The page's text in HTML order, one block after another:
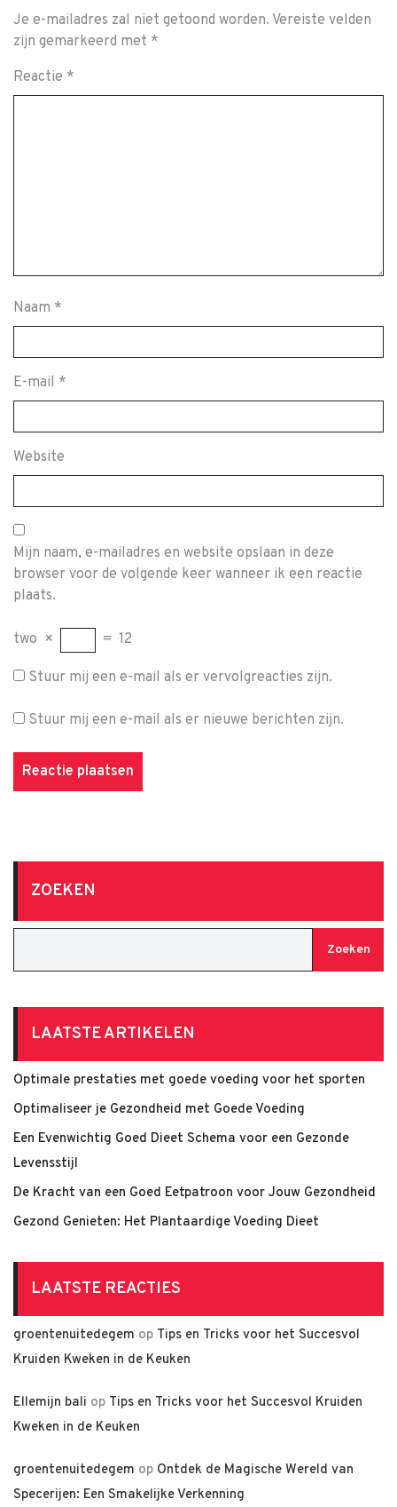
Je e-mailadres zal niet getoond worden. Vereiste velden
zijn gemarkeerd met *
Reactie *
Naam *
E-mail *
Website
Mijn naam, e-mailadres en website opslaan in deze
browser voor de volgende keer wanneer ik een reactie
plaats.
two × = 12
Stuur mij een e-mail als er vervolgreacties zijn.
Stuur mij een e-mail als er nieuwe berichten zijn.
ZOEKEN
Zoeken
LAATSTE ARTIKELEN
Optimale prestaties met goede voeding voor het sporten
Optimaliseer je Gezondheid met Goede Voeding
Een Evenwichtig Goed Dieet Schema voor een Gezonde
Levensstijl
De Kracht van een Goed Eetpatroon voor Jouw Gezondheid
Gezond Genieten: Het Plantaardige Voeding Dieet
LAATSTE REACTIES
groentenuitedegem op Tips en Tricks voor het Succesvol
Kruiden Kweken in de Keuken
Ellemijn bali op Tips en Tricks voor het Succesvol Kruiden
Kweken in de Keuken
groentenuitedegem op Ontdek de Magische Wereld van
Specerijen: Een Smakelijke Verkenning